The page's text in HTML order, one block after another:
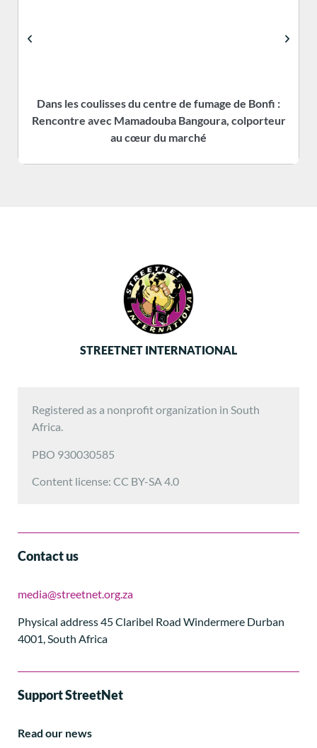
Dans les coulisses du centre de fumage de Bonfi :
Rencontre avec Mamadouba Bangoura, colporteur
au cœur du marché
STREETNET INTERNATIONAL
Registered as a nonprofit organization in South
Africa.
PBO 930030585
Content license: CC BY-SA 4.0
Contact us
media@streetnet.org.za
Physical address 45 Claribel Road Windermere Durban
4001, South Africa
Support StreetNet
Read our news